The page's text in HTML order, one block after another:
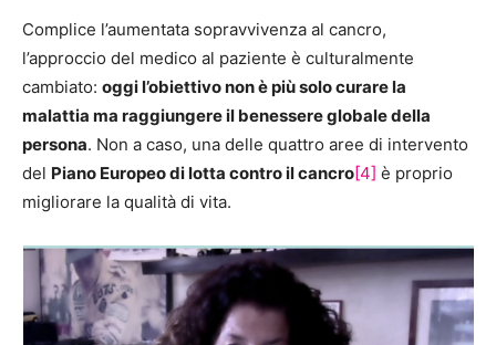
Complice l’aumentata sopravvivenza al cancro,
l’approccio del medico al paziente è culturalmente
cambiato: oggi l’obiettivo non è più solo curare la
malattia ma raggiungere il benessere globale della
persona. Non a caso, una delle quattro aree di intervento
del Piano Europeo di lotta contro il cancro[4] è proprio
migliorare la qualità di vita.